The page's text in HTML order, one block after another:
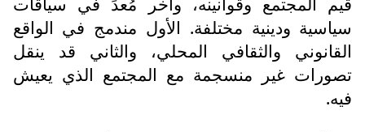
سياسية ودينية مختلفة. الأول مندمج في الواقع
القانوني والثقافي المحلي، والثاني قد ينقل
تصورات غير منسجمة مع المجتمع الذي يعيش
فيه.